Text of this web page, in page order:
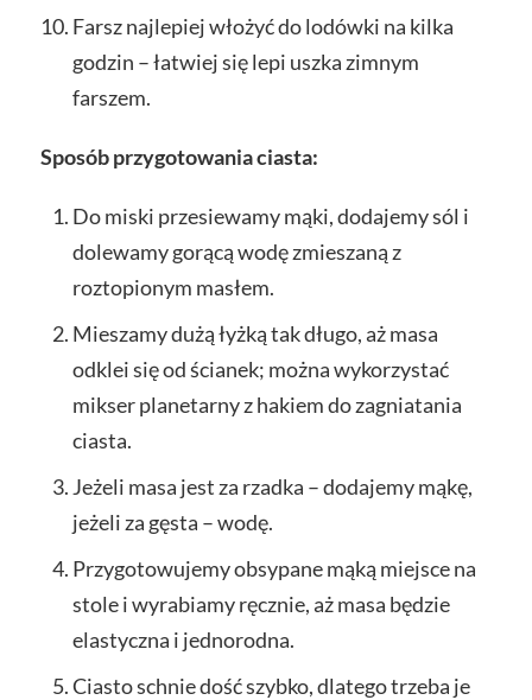
Farsz najlepiej włożyć do lodówki na kilka
godzin – łatwiej się lepi uszka zimnym
farszem.
Sposób przygotowania ciasta:
Do miski przesiewamy mąki, dodajemy sól i
dolewamy gorącą wodę zmieszaną z
roztopionym masłem.
Mieszamy dużą łyżką tak długo, aż masa
odklei się od ścianek; można wykorzystać
mikser planetarny z hakiem do zagniatania
ciasta.
Jeżeli masa jest za rzadka – dodajemy mąkę,
jeżeli za gęsta – wodę.
Przygotowujemy obsypane mąką miejsce na
stole i wyrabiamy ręcznie, aż masa będzie
elastyczna i jednorodna.
Ciasto schnie dość szybko, dlatego trzeba je